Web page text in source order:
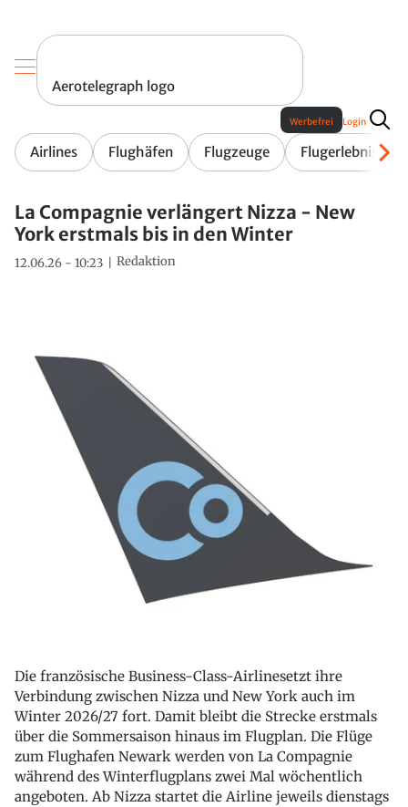
Aerotelegraph logo
Airlines Flughäfen Flugzeuge Flugerlebnis
Werbefrei Login
La Compagnie verlängert Nizza - New
York erstmals bis in den Winter
12.06.26 - 10:23 Redaktion
Die französische Business-Class-Airlinesetzt ihre
Verbindung zwischen Nizza und New York auch im
Winter 2026/27 fort. Damit bleibt die Strecke erstmals
über die Sommersaison hinaus im Flugplan. Die Flüge
zum Flughafen Newark werden von La Compagnie
während des Winterflugplans zwei Mal wöchentlich
angeboten. Ab Nizza startet die Airline jeweils dienstags